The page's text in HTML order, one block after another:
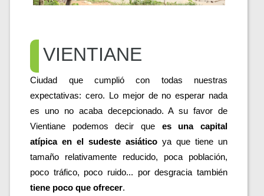
VIENTIANE
Ciudad que cumplió con todas nuestras
expectativas: cero. Lo mejor de no esperar nada
es uno no acaba decepcionado. A su favor de
Vientiane podemos decir que es una capital
atípica en el sudeste asiático ya que tiene un
tamaño relativamente reducido, poca población,
tiene poco que ofrecer.